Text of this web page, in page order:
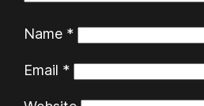
Name *
Email *